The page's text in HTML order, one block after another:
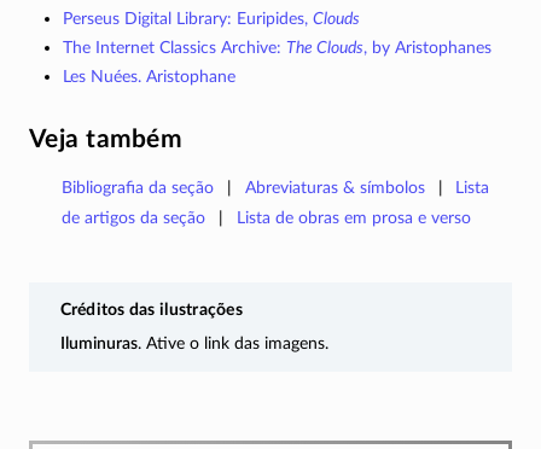
Perseus Digital Library: Euripides, Clouds
The Internet Classics Archive: The Clouds, by Aristophanes
Les Nuées. Aristophane
Veja também
Bibliografia da seção Abreviaturas & símbolos
Lista
de artigos da seção
Lista de obras em prosa e verso
Créditos das ilustrações
Iluminuras. Ative o link das imagens.